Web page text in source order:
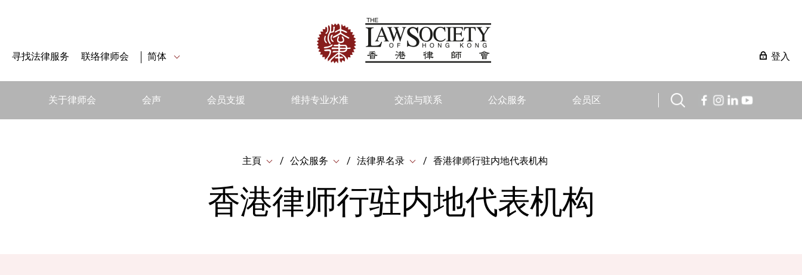
寻找法律服务 联络律师会 简体 登入
关于律师会 会声 会员支援 维持专业水准 交流与联系 公众服务 会员区
主頁 公众服务 法律界名录 香港律师行驻内地代表机构
香港律师行驻内地代表机构